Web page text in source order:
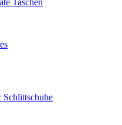
Taschen
Schlittschuhe